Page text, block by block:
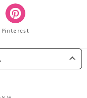
Pinterest